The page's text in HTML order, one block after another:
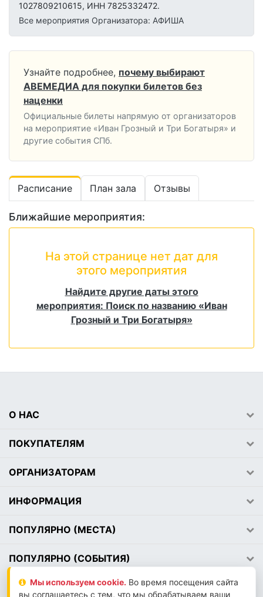
1027809210615, ИНН 7825332472.
Все мероприятия Организатора: АФИША
Узнайте подробнее, почему выбирают
АВЕМЕДИА для покупки билетов без
наценки
Официальные билеты напрямую от организаторов
на мероприятие «Иван Грозный и Три Богатыря» и
другие события СПб.
Расписание План зала Отзывы
Ближайшие мероприятия:
На этой странице нет дат для
этого мероприятия
Найдите другие даты этого
мероприятия: Поиск по названию «Иван
Грозный и Три Богатыря»
О НАС
ПОКУПАТЕЛЯМ
ОРГАНИЗАТОРАМ
ИНФОРМАЦИЯ
ПОПУЛЯРНО (МЕСТА)
ПОПУЛЯРНО (СОБЫТИЯ)
Мы используем сookie. Во время посещения сайта
вы соглашаетесь с тем, что мы обрабатываем ваши